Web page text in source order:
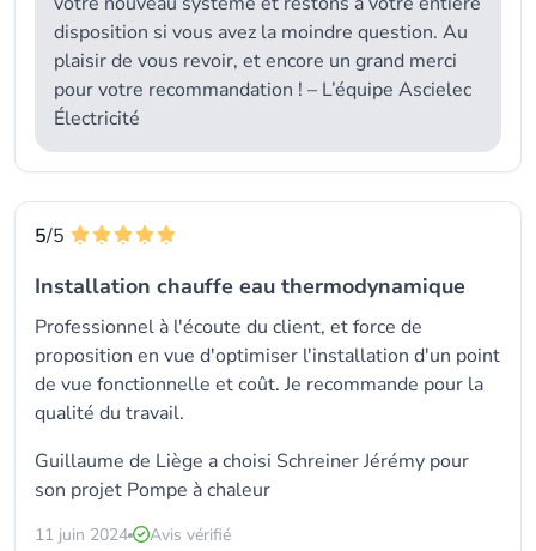
disposition si vous avez la moindre question. Au
plaisir de vous revoir, et encore un grand merci
pour votre recommandation ! – L’équipe Ascielec
Électricité
5/5
Installation chauffe eau thermodynamique
Professionnel à l'écoute du client, et force de
proposition en vue d'optimiser l'installation d'un point
de vue fonctionnelle et coût. Je recommande pour la
qualité du travail.
Guillaume de Liège a choisi Schreiner Jérémy pour
son projet Pompe à chaleur
11 juin 2024 Avis vérifié